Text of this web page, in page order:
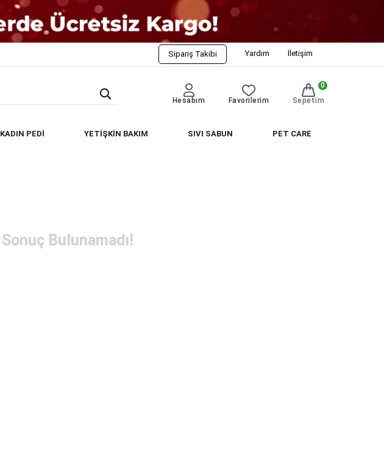
Sipariş Takibi Yardım İletişim
Hesabım Favorilerim Sepetim
0
KADIN PEDİ YETİŞKİN BAKIM SIVI SABUN PET CARE
Sonuç Bulunamadı!